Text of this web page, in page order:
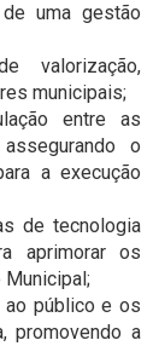
uma gestão
valorização,
municipais;
entre as
o
a execução
de tecnologia
aprimorar os
ao público e os
promovendo a